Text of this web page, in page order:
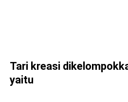
Tari kreasi
yaitu